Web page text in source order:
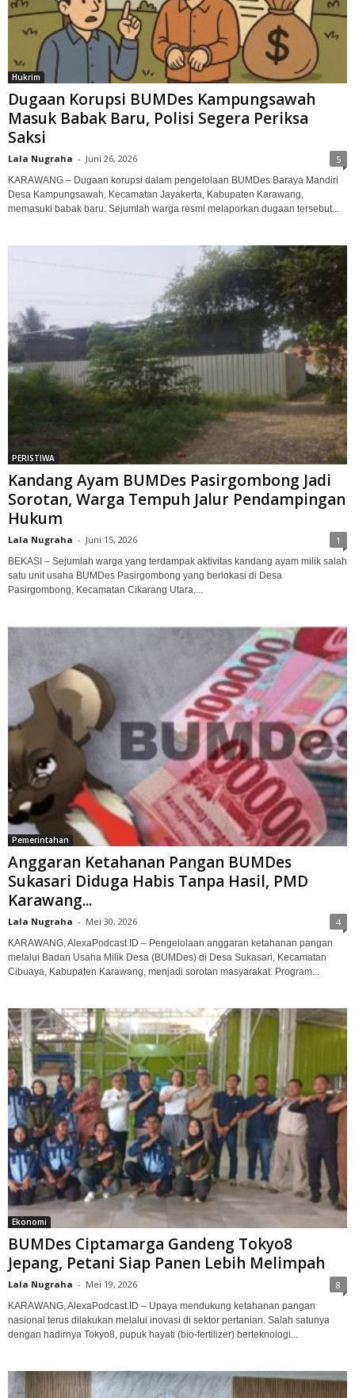
Hukrim
Dugaan Korupsi BUMDes Kampungsawah
Masuk Babak Baru, Polisi Segera Periksa
Saksi
Lala Nugraha - Juni 26, 2026 5
KARAWANG – Dugaan korupsi dalam pengelolaan BUMDes Baraya Mandiri
Desa Kampungsawah, Kecamatan Jayakerta, Kabupaten Karawang,
memasuki babak baru. Sejumlah warga resmi melaporkan dugaan tersebut...
PERISTIWA
Kandang Ayam BUMDes Pasirgombong Jadi
Sorotan, Warga Tempuh Jalur Pendampingan
Hukum
Lala Nugraha - Juni 15, 2026 1
BEKASI – Sejumlah warga yang terdampak aktivitas kandang ayam milik salah
satu unit usaha BUMDes Pasirgombong yang berlokasi di Desa
Pasirgombong, Kecamatan Cikarang Utara,...
Pemerintahan
Anggaran Ketahanan Pangan BUMDes
Sukasari Diduga Habis Tanpa Hasil, PMD
Karawang...
Lala Nugraha - Mei 30, 2026 4
KARAWANG, AlexaPodcast.ID – Pengelolaan anggaran ketahanan pangan
melalui Badan Usaha Milik Desa (BUMDes) di Desa Sukasari, Kecamatan
Cibuaya, Kabupaten Karawang, menjadi sorotan masyarakat. Program...
Ekonomi
BUMDes Ciptamarga Gandeng Tokyo8
Jepang, Petani Siap Panen Lebih Melimpah
Lala Nugraha - Mei 19, 2026 8
KARAWANG, AlexaPodcast.ID – Upaya mendukung ketahanan pangan
nasional terus dilakukan melalui inovasi di sektor pertanian. Salah satunya
dengan hadirnya Tokyo8, pupuk hayati (bio-fertilizer) berteknologi...